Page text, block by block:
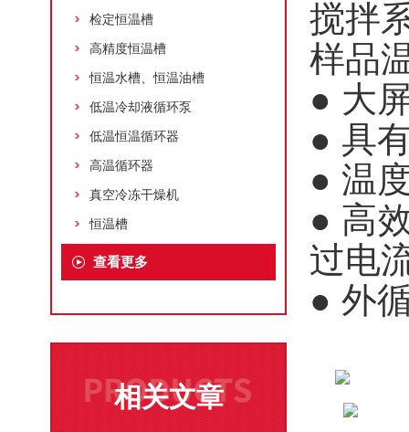
检定恒温槽
高精度恒温槽
恒温水槽、恒温油槽
低温冷却液循环泵
低温恒温循环器
高温循环器
真空冷冻干燥机
恒温槽
查看更多
相关文章
搅拌
样品
● 大
● 具
● 温
● 高
过电
● 外